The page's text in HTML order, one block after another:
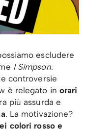
escludere
I Simpson.
controversie
è relegato in orari
più assurda e
. La motivazione?
colori rosso e